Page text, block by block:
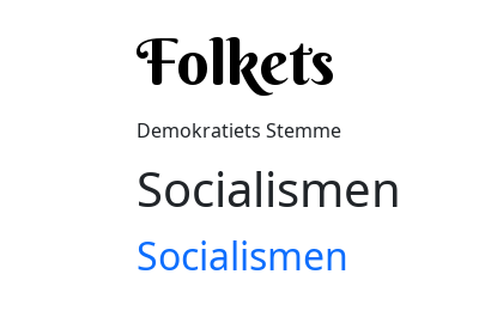
Folkets
Demokratiets Stemme
Socialismen
Socialismen